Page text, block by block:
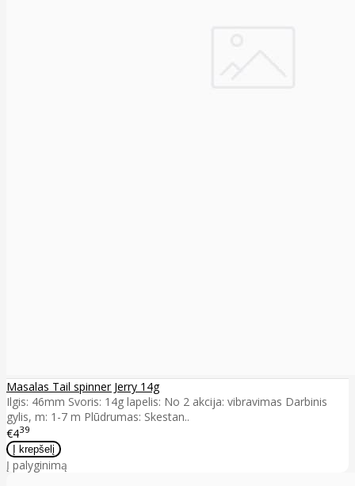
Masalas Tail spinner Jerry 14g
Ilgis: 46mm Svoris: 14g lapelis: No 2 akcija: vibravimas Darbinis
gylis, m: 1-7 m Plūdrumas: Skestan..
€439
Į palyginimą